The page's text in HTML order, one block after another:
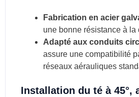
Fabrication en acier
une bonne résistance à la
Adapté aux conduits
assure une compatibilité
réseaux aérauliques
Installation du té à 45°,